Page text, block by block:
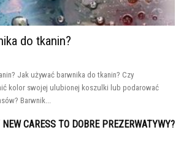
do tkanin?
Jak używać barwnika do tkanin? Czy
kolor swojej ulubionej koszulki lub podarować
Barwnik...
CARESS TO DOBRE PREZERWATYWY?